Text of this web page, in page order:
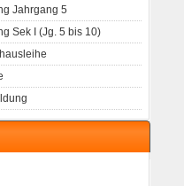
Jahrgang 5
Sek I (Jg. 5 bis 10)